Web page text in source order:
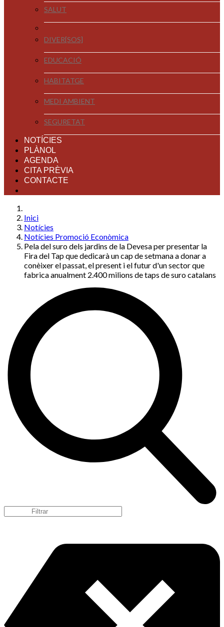
SALUT
DIVER[SOS]
EDUCACIÓ
HABITATGE
MEDI AMBIENT
SEGURETAT
NOTÍCIES
PLÀNOL
AGENDA
CITA PRÈVIA
CONTACTE
Inici
Notícies
Notícies Promoció Econòmica
Pela del suro dels jardins de la Devesa per presentar la
Fira del Tap que dedicarà un cap de setmana a donar a
conèixer el passat, el present i el futur d'un sector que
fabrica anualment 2.400 milions de taps de suro catalans